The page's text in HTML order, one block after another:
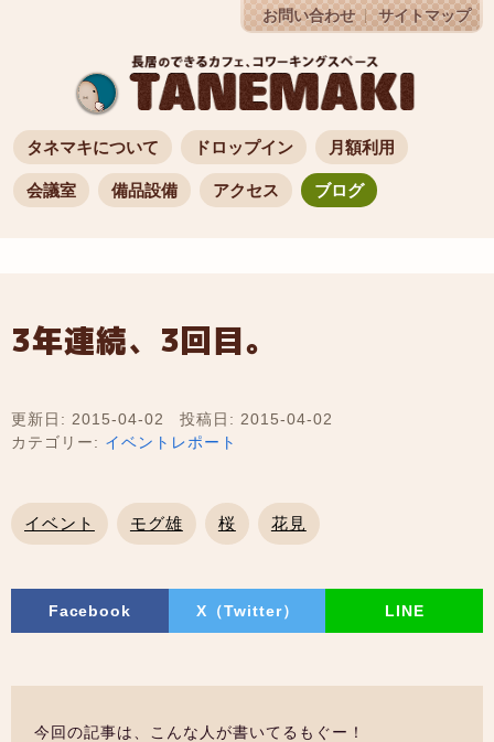
タネマキについて ドロップイン 月額利用
会議室 備品設備 アクセス ブログ
お問い合わせ サイトマップ
3年連続、3回目。
更新日: 2015-04-02
投稿日: 2015-04-02
カテゴリー: イベントレポート
イベント モグ雄 桜 花見
Facebook X（Twitter） LINE
今回の記事は、こんな人が書いてるもぐー！